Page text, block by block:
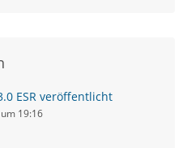
ESR veröffentlicht
19:16